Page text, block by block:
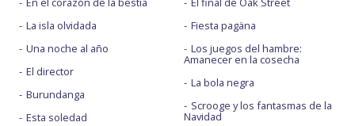
La isla olvidada
Una noche al año
El director
Burundanga
Esta soledad
Fiesta pagäna
Los juegos del hambre:
Amanecer en la cosecha
La bola negra
Scrooge y los fantasmas de la
Navidad